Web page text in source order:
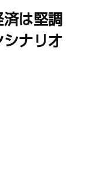
済は堅調
シナリオ